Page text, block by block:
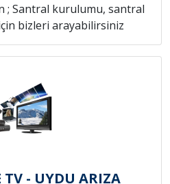
; Santral kurulumu, santral
bizleri arayabilirsiniz
TV - UYDU ARIZA